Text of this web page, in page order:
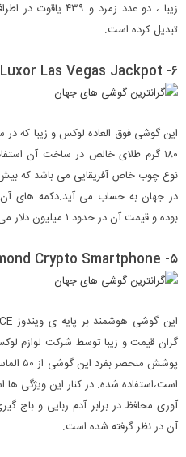
زیبا ، دو عدد زمرد
تبدیل کرده است.
۶- Gresso Luxor Las Vegas Jackpot
۱۸۰ گرم طلای خالص در ساخت آن
در جهان به حساب می آید.دکمه های
بوده و قیمت آن در حدود ۱ میلیون دلار می باشد.
۵- Diamond Crypto Smartphone
است،استفاده شده. در کنار این ویژگی ها
آن در نظر گرفته شده است.